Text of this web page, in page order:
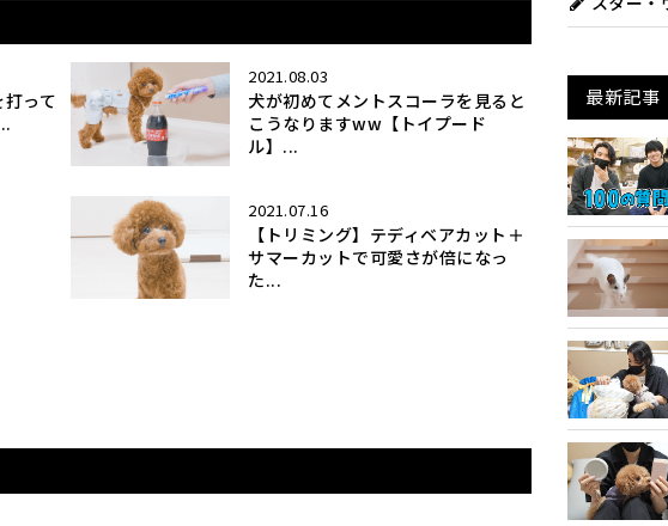
って
2021.08.03
犬が初めてメントスコーラを見ると
こうなりますww【トイプード
ル】...
2021.07.16
【トリミング】テディベアカット＋
サマーカットで可愛さが倍になっ
た...
最新記事